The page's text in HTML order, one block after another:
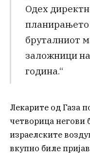
Одех
бруталниот
заложници
година.“
Лекарите од Газа
четворица негови
израелските
вкупно биле